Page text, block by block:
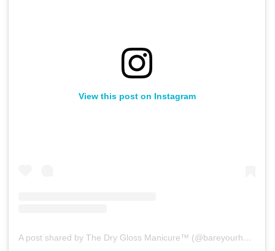
View this post on Instagram
A post shared by The Dry Gloss Manicure™ (@bareyourhands)